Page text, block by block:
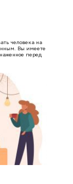
человека на
Вы имеете
перед